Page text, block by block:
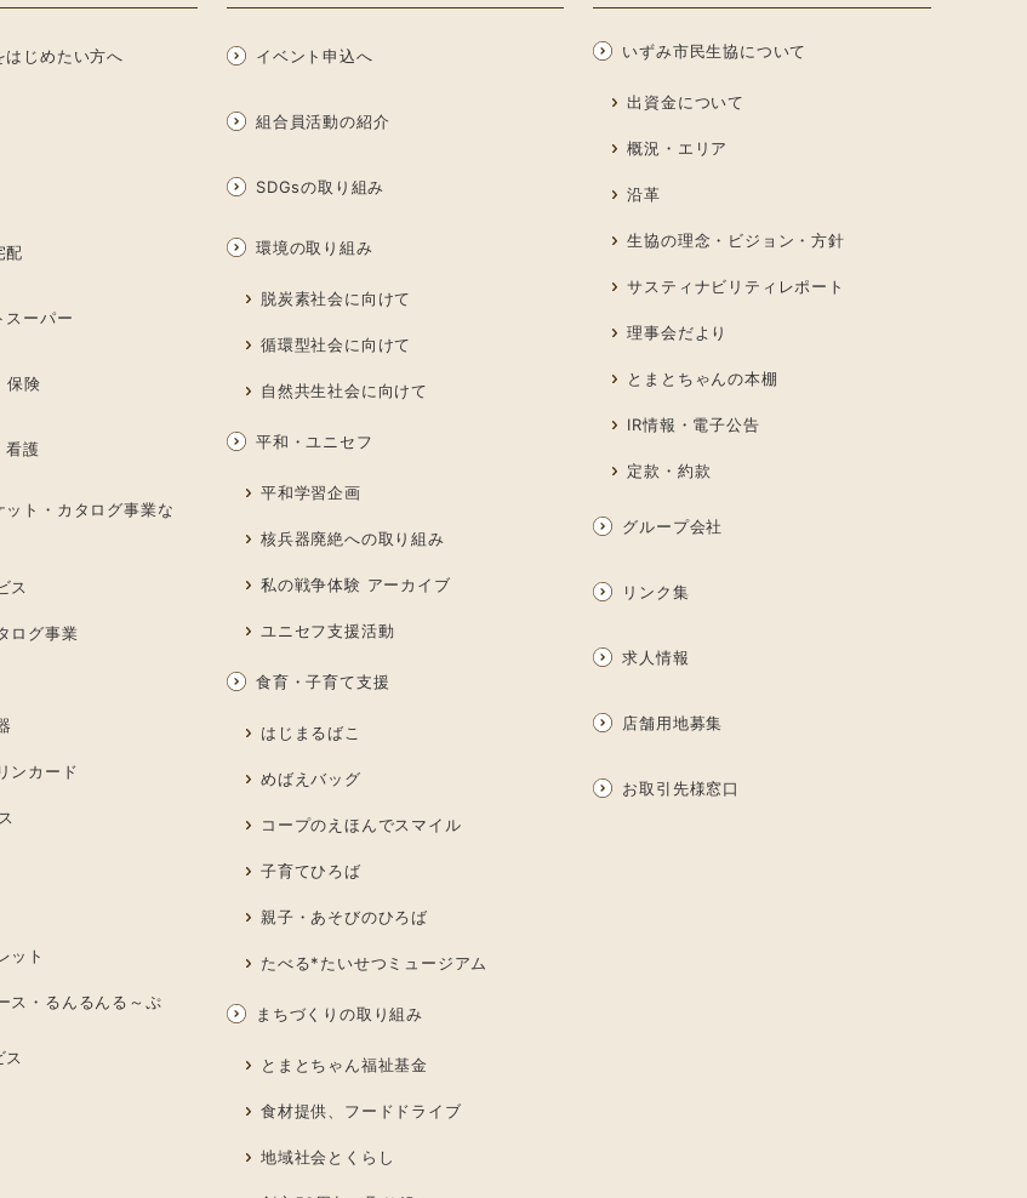
はじめたい方へ
配
スーパー
保険
看護
ット・カタログ事業な
ス
ログ事業
ンカード
ット
ス・るんるんる～ぷ
ス
イベント申込へ
組合員活動の紹介
SDGsの取り組み
環境の取り組み
脱炭素社会に向けて
循環型社会に向けて
自然共生社会に向けて
平和・ユニセフ
平和学習企画
核兵器廃絶への取り組み
私の戦争体験 アーカイブ
ユニセフ支援活動
食育・子育て支援
はじまるばこ
めばえバッグ
コープのえほんでスマイル
子育てひろば
親子・あそびのひろば
たべる*たいせつミュージアム
まちづくりの取り組み
とまとちゃん福祉基金
食材提供、フードドライブ
地域社会とくらし
いずみ市民生協について
出資金について
概況・エリア
沿革
生協の理念・ビジョン・方針
サスティナビリティレポート
理事会だより
とまとちゃんの本棚
IR情報・電子公告
定款・約款
グループ会社
リンク集
求人情報
店舗用地募集
お取引先様窓口